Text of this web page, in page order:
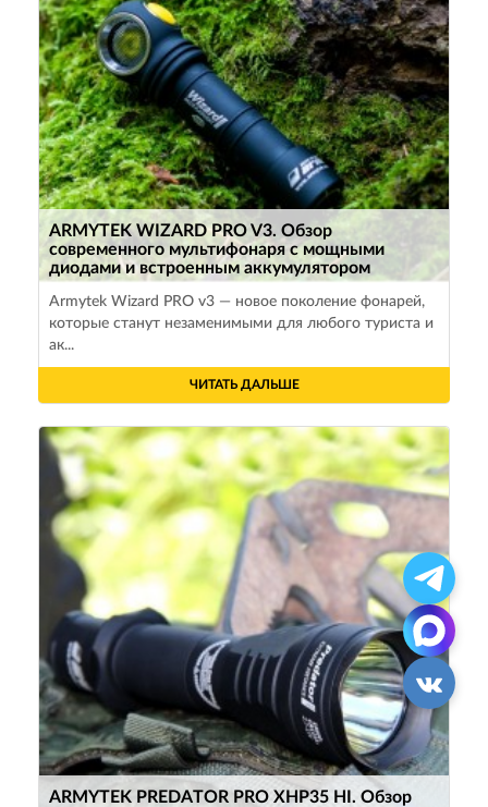
ARMYTEK WIZARD PRO V3. Обзор
современного мультифонаря с мощными
диодами и встроенным аккумулятором
Armytek Wizard PRO v3 — новое поколение фонарей,
которые станут незаменимыми для любого туриста и
ак...
ЧИТАТЬ ДАЛЬШЕ
ARMYTEK PREDATOR PRO XHP35 HI. Обзор